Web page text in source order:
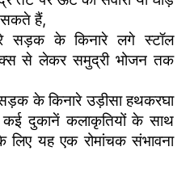
सकते हैं,
सड़क के किनारे लगे स्टॉल
से लेकर समुद्री भोजन तक
के किनारे उड़ीसा हथकरघा
दुकानें कलाकृतियों के साथ
यह एक रोमांचक संभावना